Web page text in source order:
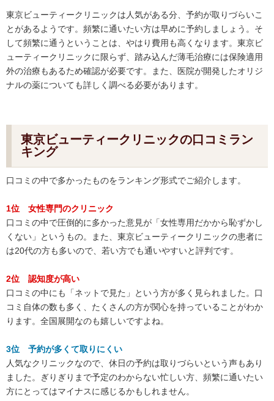
東京ビューティークリニックは人気がある分、予約が取りづらいこ
とがあるようです。頻繁に通いたい方は早めに予約しましょう。そ
して頻繁に通うということは、やはり費用も高くなります。東京ビ
ューティークリニックに限らず、踏み込んだ薄毛治療には保険適用
外の治療もあるため確認が必要です。また、医院が開発したオリジ
ナルの薬についても詳しく調べる必要があります。
東京ビューティークリニックの口コミラン
キング
口コミの中で多かったものをランキング形式でご紹介します。
1位 女性専門のクリニック
口コミの中で圧倒的に多かった意見が「女性専用だかから恥ずかし
くない」というもの。また、東京ビューティークリニックの患者に
は20代の方も多いので、若い方でも通いやすいと評判です。
2位 認知度が高い
口コミの中にも「ネットで見た」という方が多く見られました。口
コミ自体の数も多く、たくさんの方が関心を持っていることがわか
ります。全国展開なのも嬉しいですよね。
3位 予約が多くて取りにくい
人気なクリニックなので、休日の予約は取りづらいという声もあり
ました。ぎりぎりまで予定のわからない忙しい方、頻繁に通いたい
方にとってはマイナスに感じるかもしれません。